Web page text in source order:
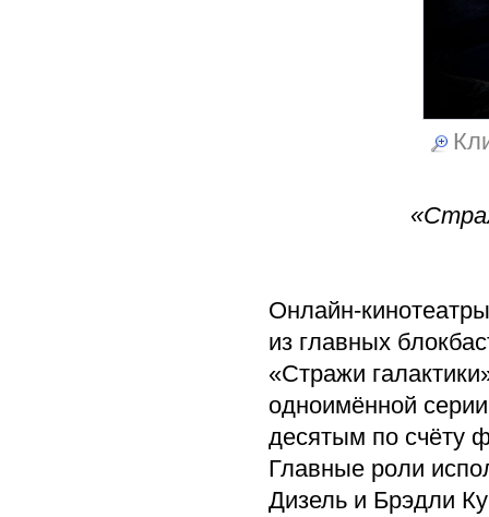
Онлайн-
из главных
«Стражи
одноимённой
десятым по cчёту
Главные роли
Дизель и Брэдли